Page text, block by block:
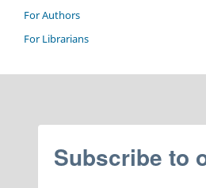
For Authors
For Librarians